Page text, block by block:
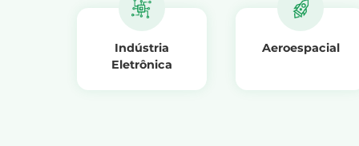
Indústria
Eletrônica
Aeroespacial